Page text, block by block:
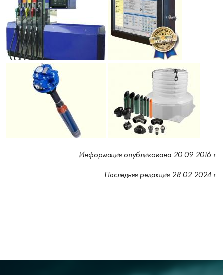
Информация опубликована 20.09.2016 г.
Последняя редакция 28.02.2024 г.